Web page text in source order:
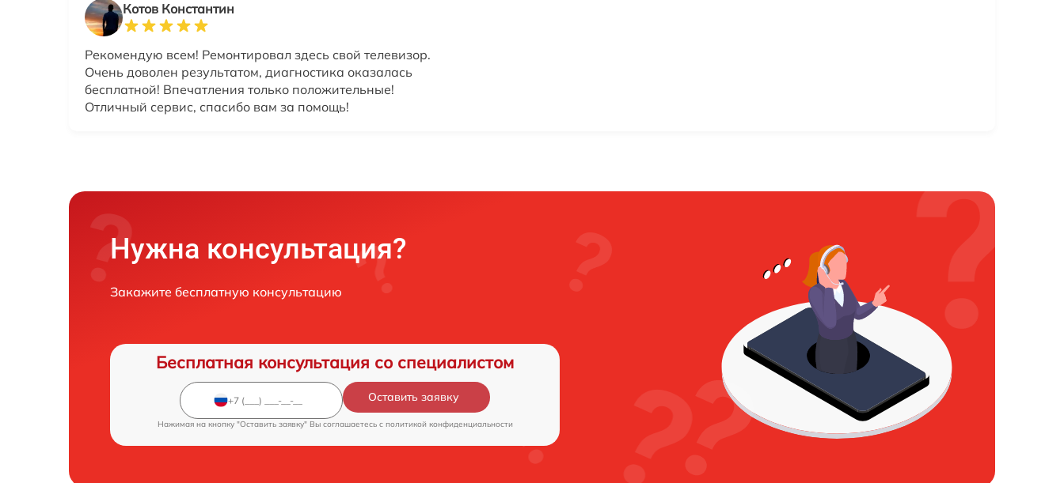
Котов Константин
Рекомендую всем! Ремонтировал здесь свой телевизор.
Очень доволен результатом, диагностика оказалась
бесплатной! Впечатления только положительные!
Отличный сервис, спасибо вам за помощь!
Нужна консультация?
Закажите бесплатную консультацию
Бесплатная консультация со специалистом
Оставить заявку
Нажимая на кнопку "Оставить заявку" Вы соглашаетесь c политикой конфиденциальности